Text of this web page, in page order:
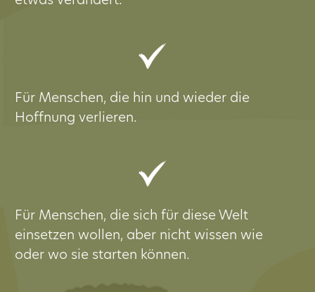
Für Menschen, die hin und wieder die
Hoffnung verlieren.
Für Menschen, die sich für diese Welt
einsetzen wollen, aber nicht wissen wie
oder wo sie starten können.